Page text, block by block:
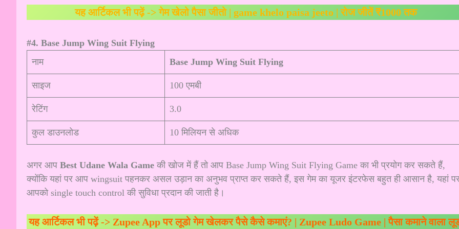
यह आर्टिकल भी पढ़ें ->गेम खेलो पैसा जीतो | game khelo paisa jeeto | रोज जीतें ₹1000 तक
#4. Base Jump Wing Suit Flying
नाम
Base Jump Wing Suit Flying
साइज 100 एमबी
रेटिंग 3.0
कुल डाउनलोड 10 मिलियन से अधिक
अगर आप Best Udane Wala Game की खोज में हैं तो आप Base Jump Wing Suit Flying Game का भी प्रयोग कर सकते हैं,
क्योंकि यहां पर आप wingsuit पहनकर असल उड़ान का अनुभव प्राप्त कर सकते हैं, इस गेम का यूजर इंटरफेस बहुत ही आसान है, यहां
आपको single touch control की सुविधा प्रदान की जाती है।
यह आर्टिकल भी पढ़ें -> Zupee App पर लूडो गेम खेलकर पैसे कैसे कमाएं? | Zupee Ludo Game | पैसा कमाने वाला